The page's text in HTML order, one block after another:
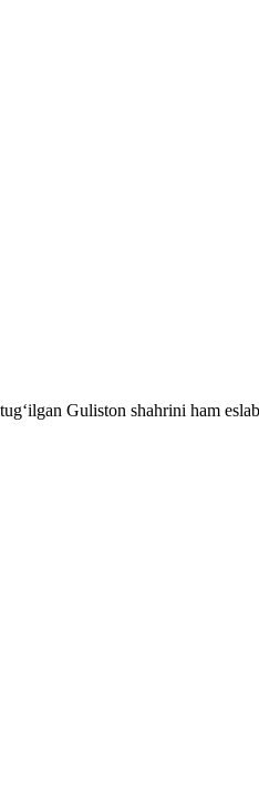
Guliston shahrini ham